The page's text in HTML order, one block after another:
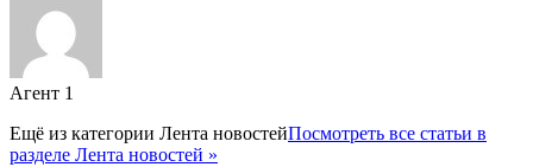
Агент 1
Ещё из категории Лента новостейПосмотреть все статьи в
разделе Лента новостей »